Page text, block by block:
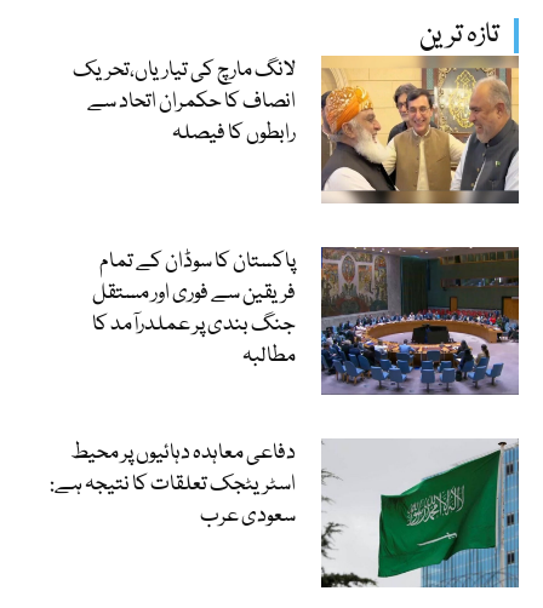
تازہ ترین
لانگ مارچ کی تیاریاں،تحریک
انصاف کا حکمران اتحاد سے
رابطوں کا فیصلہ
پاکستان کا سوڈان کے تمام
فریقین سے فوری اور مستقل
جنگ بندی پر عملدرآمد کا
مطالبہ
دفاعی معاہدہ دہائیوں پر محیط
اسٹریٹجک تعلقات کا نتیجہ ہے:
سعودی عرب